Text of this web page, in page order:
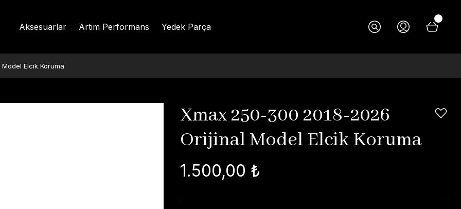
Aksesuarlar Artim Performans Yedek Parça
Elcik Koruma
Xmax 250-300 2018-2026
Orijinal Model Elcik Koruma
1.500,00 ₺